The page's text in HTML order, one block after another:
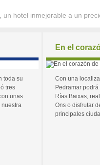
un hotel inmejorable a un
toda su
tres
unas
nuestra
En el
Con una
Pedramar
Rías Baixas,
Ons o disfrutar
principales